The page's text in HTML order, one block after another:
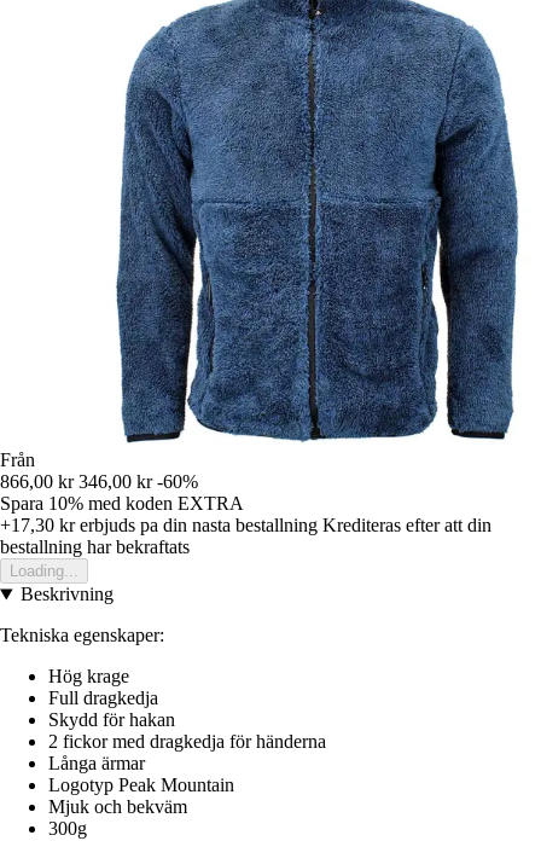
Från
866,00 kr 346,00 kr -60%
Spara 10% med koden EXTRA
+17,30 krerbjuds pa din nasta bestallning Krediteras efter att din
bestallning har bekraftats
Loading...
Beskrivning
Tekniska egenskaper:
Hög krage
Full dragkedja
Skydd för hakan
2 fickor med dragkedja för händerna
Långa ärmar
Logotyp Peak Mountain
Mjuk och bekväm
300g